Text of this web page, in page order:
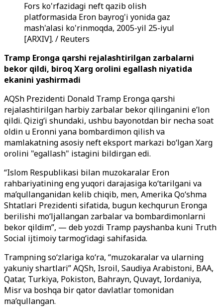
Fors ko'rfazidagi neft qazib olish
platformasida Eron bayrog'i yonida gaz
mash'alasi ko'rinmoqda, 2005-yil 25-iyul
[ARXIV]. / Reuters
Tramp Eronga qarshi rejalashtirilgan zarbalarni
bekor qildi, biroq Xarg orolini egallash niyatida
ekanini yashirmadi
AQSh Prezidenti Donald Tramp Eronga qarshi
rejalashtirilgan harbiy zarbalar bekor qilinganini e’lon
qildi. Qizig‘i shundaki, ushbu bayonotdan bir necha soat
oldin u Eronni yana bombardimon qilish va
mamlakatning asosiy neft eksport markazi bo‘lgan Xarg
orolini "egallash" istagini bildirgan edi.
“Islom Respublikasi bilan muzokaralar Eron
rahbariyatining eng yuqori darajasiga ko‘tarilgani va
ma’qullanganidan kelib chiqib, men, Amerika Qo‘shma
Shtatlari Prezidenti sifatida, bugun kechqurun Eronga
berilishi mo‘ljallangan zarbalar va bombardimonlarni
bekor qildim”, — deb yozdi Tramp payshanba kuni Truth
Social ijtimoiy tarmog‘idagi sahifasida.
Trampning so‘zlariga ko‘ra, “muzokaralar va ularning
yakuniy shartlari” AQSh, Isroil, Saudiya Arabistoni, BAA,
Qatar, Turkiya, Pokiston, Bahrayn, Quvayt, Iordaniya,
Misr va boshqa bir qator davlatlar tomonidan
ma’qullangan.